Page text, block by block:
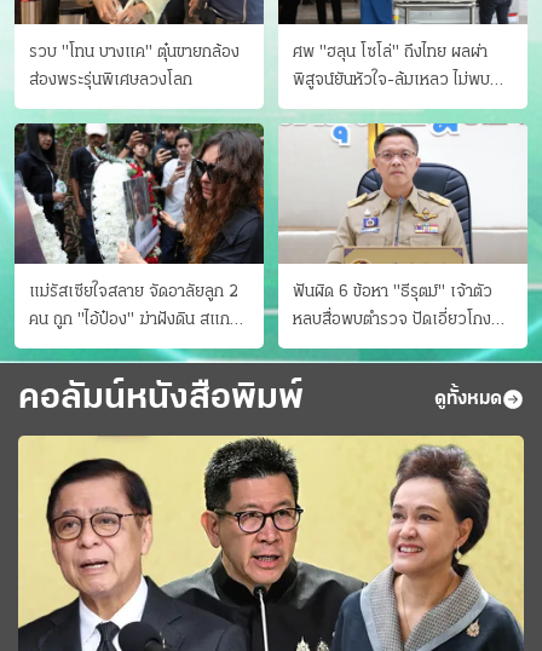
รวบ "โทน บางแค" ตุ๋นขายกล้อง
ส่องพระรุ่นพิเศษลวงโลก
ศพ "ฮลุน โซโล่" ถึงไทย ผลผ่า
พิสูจน์ยันหัวใจ-ล้มเหลว ไม่พบ
บาดแผล
แม่รัสเซียใจสลาย จัดอาลัยลูก 2
คน ถูก "ไอ้ป๋อง" ฆ่าฝังดิน สแกน
ไม่มีศพเพิ่ม
ฟันผิด 6 ข้อหา "ธีรุตม์" เจ้าตัว
หลบสื่อพบตำรวจ ปัดเอี่ยวโกง
สอบท้องถิ่น จ่อบี้รํ่ารวยมากปกติ
คอลัมน์หนังสือพิมพ์ ดูทั้งหมด